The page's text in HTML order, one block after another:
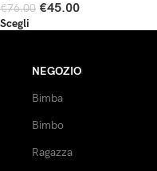
€76.00 €45.00
Scegli
NEGOZIO
Bimba
Bimbo
Ragazza